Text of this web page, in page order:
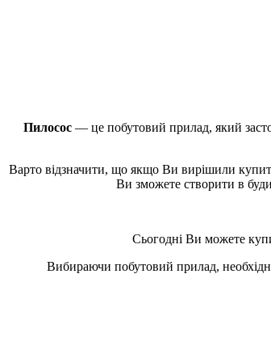
Пилосос— це побутовий прилад, який
Варто відзначити, що якщо Ви вирішили
Ви зможете створити в
Сьогодні Ви можете
Вибираючи побутовий прилад,